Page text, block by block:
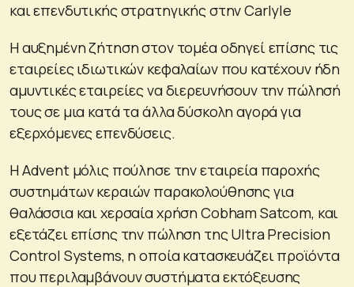
και επενδυτικής στρατηγικής στην Carlyle
Η αυξημένη ζήτηση στον τομέα οδηγεί επίσης τις
εταιρείες ιδιωτικών κεφαλαίων που κατέχουν ήδη
αμυντικές εταιρείες να διερευνήσουν την πώλησή
τους σε μια κατά τα άλλα δύσκολη αγορά για
εξερχόμενες επενδύσεις.
Η Advent μόλις πούλησε την εταιρεία παροχής
συστημάτων κεραιών παρακολούθησης για
θαλάσσια και χερσαία χρήση Cobham Satcom, και
εξετάζει επίσης την πώληση της Ultra Precision
Control Systems, η οποία κατασκευάζει προϊόντα
που περιλαμβάνουν συστήματα εκτόξευσης